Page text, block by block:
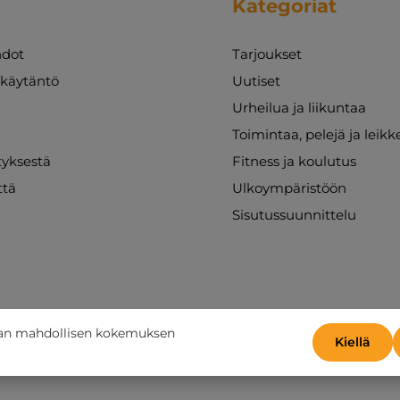
Joustava värivalinta: Valitse sinisten ja
henkeen. Vakaa teline: Mukana tuleva
pulloteline on paitsi kestävä myös erittäin
pysyvät paikoillaan kuljetuksen aikana.
Täydellinen kaikille ikäryhmille ja taitotasoille –
urheiluseuroissa.
Kategoriat
Tarjoukset
Uutiset
Urheilua ja liikuntaa
Toimintaa, pelejä ja
Fitness ja koulutus
Ulkoympäristöön
Sisutussuunnittelu
mahdollisen kokemuksen
Kiellä